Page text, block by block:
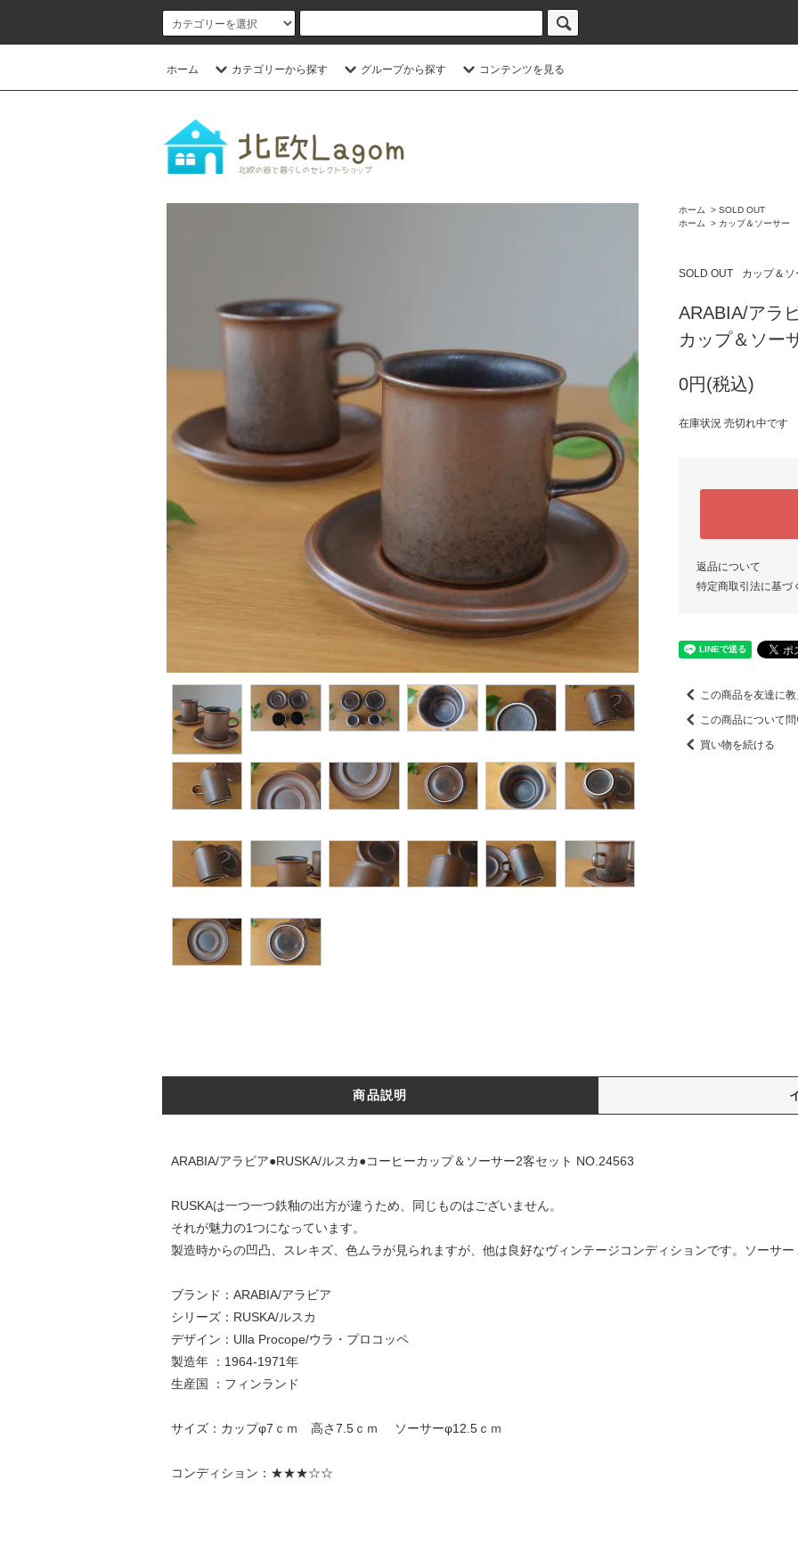
ホーム カテゴリーから探す グループから探す コンテンツを見る
ホーム > SOLD OUT
ホーム
> カップ＆ソーサー
SOLD OUT カップ＆
ARABIA/アラ
カップ＆ソー
0円(税込)
在庫状況 売切れ中です
返品について
特定商取引法に基づ
この商品を友達に
この商品について
買い物を続ける
商品説明
ARABIA/アラビア●RUSKA/ルスカ●コーヒーカップ＆ソーサー2客セット NO.24563
RUSKAは一つ一つ鉄釉の出方が違うため、同じものはございません。
それが魅力の1つになっています。
製造時からの凹凸、スレキズ、色ムラが見られますが、他は良好なヴィンテージコンディションです。ソーサ
ブランド：ARABIA/アラビア
シリーズ：RUSKA/ルスカ
デザイン：Ulla Procope/ウラ・プロコッペ
製造年 ：1964-1971年
生産国 ：フィンランド
サイズ：カップφ7ｃｍ 高さ7.5ｃｍ ソーサーφ12.5ｃｍ
コンディション：★★★☆☆